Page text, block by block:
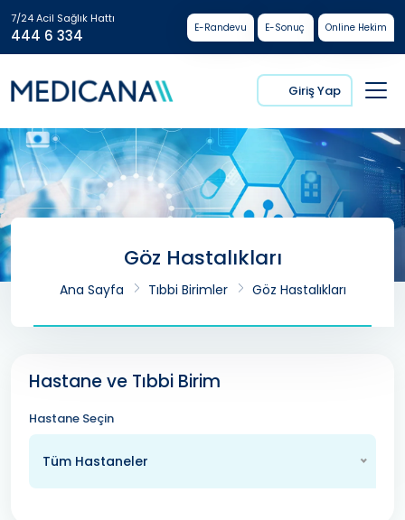
7/24 Acil Sağlık Hattı
444 6 334 E-Randevu E-Sonuç Online Hekim
Giriş Yap
Göz Hastalıkları
Ana Sayfa Tıbbi Birimler Göz Hastalıkları
Hastane ve Tıbbi Birim
Hastane Seçin
Tüm Hastaneler